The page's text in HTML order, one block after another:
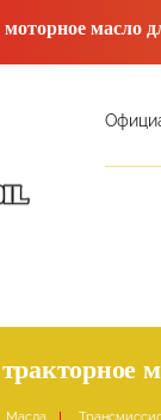
моторное масло